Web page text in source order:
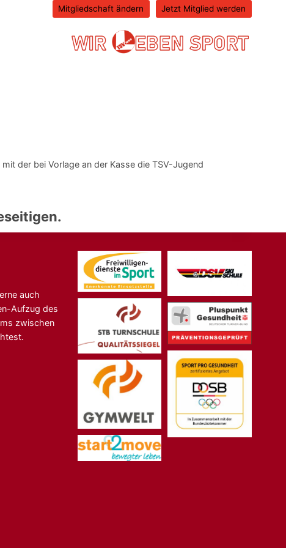
Mitgliedschaft ändern Jetzt Mitglied werden
der bei Vorlage an der Kasse die TSV-Jugend
auch
Aufzug des
zwischen